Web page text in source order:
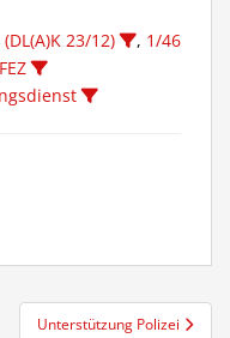
23/12) , 1/46
FEZ
Unterstützung Polizei